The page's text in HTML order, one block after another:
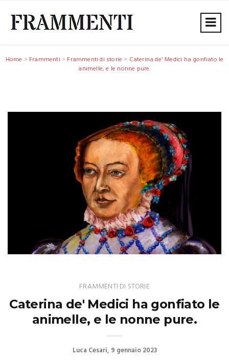
Home > Frammenti > Frammenti di storie > Caterina de' Medici ha gonfiato le
animelle, e le nonne pure.
FRAMMENTI DI STORIE
Caterina de' Medici ha gonfiato le
animelle, e le nonne pure.
Luca Cesari 9 gennaio 2023